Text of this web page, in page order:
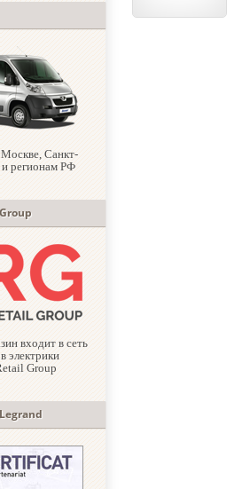
Санкт-
регионам РФ
входит в сеть
электрики
Group